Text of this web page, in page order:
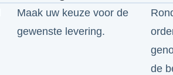
Maak uw keuze voor de
gewenste levering.
de